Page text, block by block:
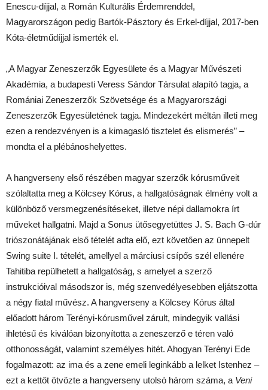
Enescu-díjjal, a Román Kulturális Érdemrenddel,
Magyarországon pedig Bartók-Pásztory és Erkel-díjjal, 2017-ben
Kóta-életműdíjjal ismerték el.
„A Magyar Zeneszerzők Egyesülete és a Magyar Művészeti
Akadémia, a budapesti Veress Sándor Társulat alapító tagja, a
Romániai Zeneszerzők Szövetsége és a Magyarországi
Zeneszerzők Egyesületének tagja. Mindezekért méltán illeti meg
ezen a rendezvényen is a kimagasló tisztelet és elismerés” –
mondta el a plébánoshelyettes.
A hangverseny első részében magyar szerzők kórusműveit
szólaltatta meg a Kölcsey Kórus, a hallgatóságnak élmény volt a
különböző versmegzenésítéseket, illetve népi dallamokra írt
műveket hallgatni. Majd a Sonus ütősegyetüttes J. S. Bach G-dúr
triószonátájának első tételét adta elő, ezt követően az ünnepelt
Swing suite I. tételét, amellyel a márciusi csípős szél ellenére
Tahitiba repülhetett a hallgatóság, s amelyet a szerző
instrukcióival másodszor is, még szenvedélyesebben eljátszotta
a négy fiatal művész. A hangverseny a Kölcsey Kórus által
előadott három Terényi-kórusművel zárult, mindegyik vallási
ihletésű és kiválóan bizonyította a zeneszerző e téren való
otthonosságát, valamint személyes hitét. Ahogyan Terényi Ede
fogalmazott: az ima és a zene emeli leginkább a lelket Istenhez –
ezt a kettőt ötvözte a hangverseny utolsó három száma, a Veni